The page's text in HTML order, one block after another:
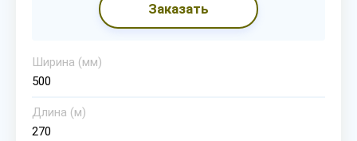
Заказать
Ширина (мм)
500
Длина (м)
270